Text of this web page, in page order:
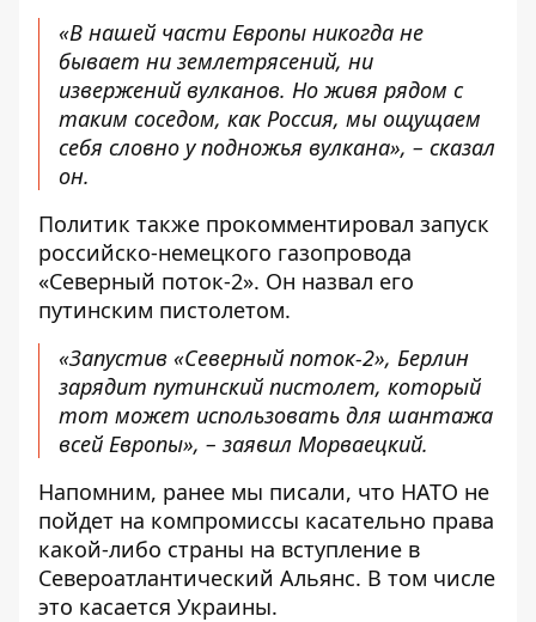
«В нашей части Европы никогда не
бывает ни землетрясений, ни
извержений вулканов. Но живя рядом с
таким соседом, как Россия, мы ощущаем
себя словно у подножья вулкана», – сказал
он.
Политик также прокомментировал запуск
российско-немецкого газопровода
«Северный поток-2». Он назвал его
путинским пистолетом.
«Запустив «Северный поток-2», Берлин
зарядит путинский пистолет, который
тот может использовать для шантажа
всей Европы», – заявил Морваецкий.
Напомним, ранее мы писали, что НАТО не
пойдет на компромиссы касательно права
какой-либо страны на вступление в
Североатлантический Альянс. В том числе
это касается Украины.